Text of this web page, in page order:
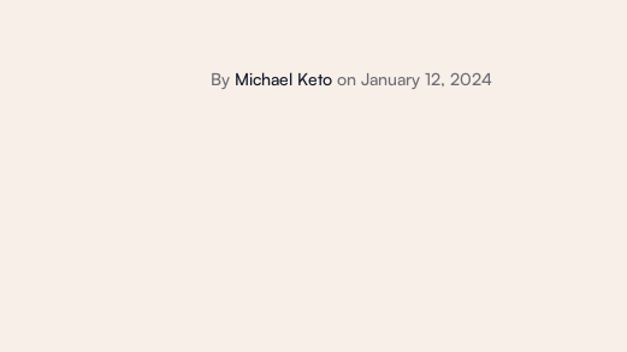
By Michael Keto on January 12, 2024